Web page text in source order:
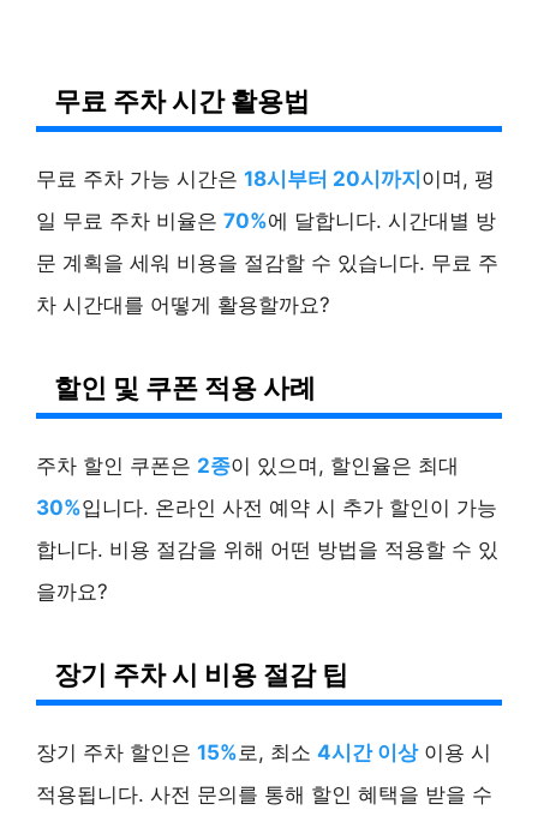
무료 주차 시간 활용법
무료 주차 가능 시간은 18시부터 20시까지이며, 평
일 무료 주차 비율은 70%에 달합니다. 시간대별 방
문 계획을 세워 비용을 절감할 수 있습니다. 무료 주
차 시간대를 어떻게 활용할까요?
할인 및 쿠폰 적용 사례
주차 할인 쿠폰은 2종이 있으며, 할인율은 최대
30%입니다. 온라인 사전 예약 시 추가 할인이 가능
합니다. 비용 절감을 위해 어떤 방법을 적용할 수 있
을까요?
장기 주차 시 비용 절감 팁
장기 주차 할인은 15% 로, 최소 4시간 이상이용 시
적용됩니다. 사전 문의를 통해 할인 혜택을 받을 수